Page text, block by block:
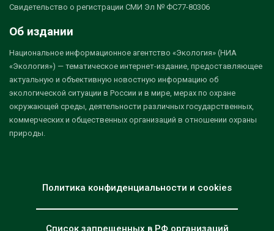
Свидетельство о регистрации СМИ Эл № ФС77-80306
Об издании
Национальное информационное агентство «Экология» (НИА
«Экология») — тематическое интернет-издание, предоставляющее
актуальную и объективную новостную информацию об
экологической ситуации в России и в мире, мерах по охране
окружающей среды, деятельности различных государственных,
коммерческих и общественных организаций в отношении охраны
природы.
Политика конфиденциальности и cookies
Список запрещенных в РФ организаций